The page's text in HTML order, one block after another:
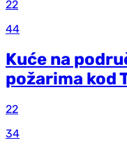
22
44
Kuće na
požarima kod
22
34